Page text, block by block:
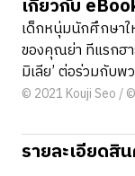
เกี่ยวกับ
เด็กหนุ่มนักศึกษาใ
ของคุณย่า ทีแรกฮา
มิเลีย’ ต่อร่วมกับพ
© 2021 Kouji Seo /
รายละเอียดสิ